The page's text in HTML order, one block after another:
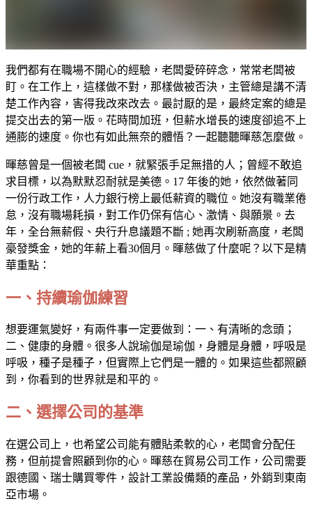
我們都有在職場不開心的經驗，老闆愛碎碎念，常常老闆被
盯。在工作上，這樣做不對，那樣做被否決，主管總是講不清
楚工作內容，害得我改來改去。最討厭的是，最終定案的總是
提交出去的第一版。花時間加班，但薪水增長的速度卻追不上
通膨的速度。你也有如此無奈的體悟？一起聽聽暉慈怎麼做。
暉慈曾是一個被老闆 cue，就緊張手足無措的人；曾經不敢追
求目標，以為默默忍耐就是美德。17 年後的她，依然做著同
一份行政工作，人力銀行榜上最低薪資的職位。她沒有職業倦
怠，沒有職場耗損，對工作仍保有信心、激情、與願景。去
年，全台無薪假、央行升息議題不斷 ; 她再次刷新高度，老闆
豪發獎金，她的年薪上看30個月。暉慈做了什麼呢？以下是精
華重點：
一、持續瑜伽練習
想要運氣變好，有兩件事一定要做到：一、有清晰的念頭；
二、健康的身體。很多人說瑜伽是瑜伽，身體是身體，呼吸是
呼吸，種子是種子，但實際上它們是一體的。如果這些都照顧
到，你看到的世界就是和平的。
二、選擇公司的基準
在選公司上，也希望公司能有體貼柔軟的心，老闆會分配任
務，但前提會照顧到你的心。暉慈在貿易公司工作，公司需要
跟德國、瑞士購買零件，設計工業設備類的產品，外銷到東南
亞市場。